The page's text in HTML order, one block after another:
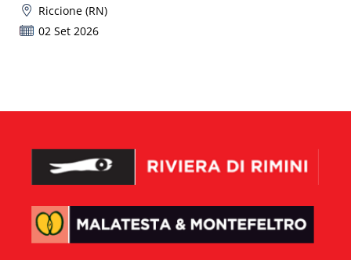
Riccione (RN)
02 Set 2026